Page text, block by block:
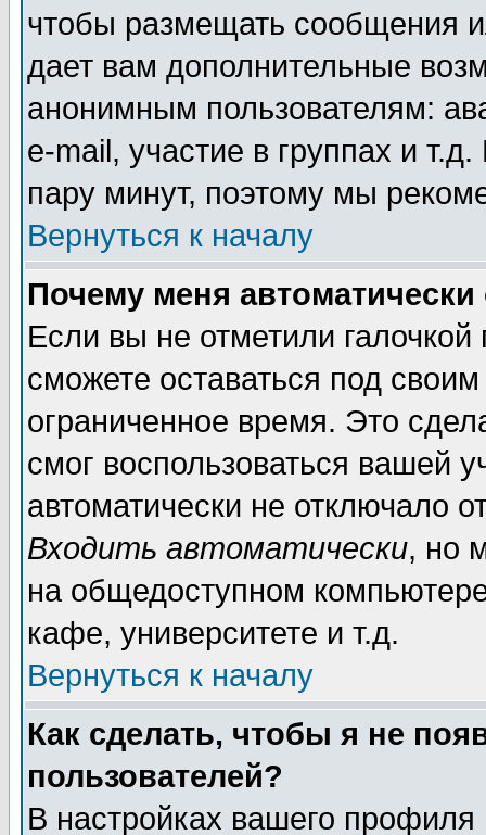
чтобы размещать сообщения
дает вам дополнительные
анонимным пользователям:
e-mail, участие в группах и
пару минут, поэтому мы
Вернуться к началу
Почему меня автоматически
Если вы не отметили галочкой
сможете оставаться под
ограниченное время. Это
смог воспользоваться вашей
автоматически не отключало
Входить автоматически, но
на общедоступном
кафе, университете и т.д.
Вернуться к началу
Как сделать, чтобы я не
пользователей?
В настройках вашего